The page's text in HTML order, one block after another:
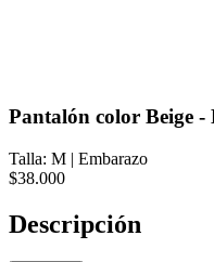
Pantalón color Beige
Talla: M | Embarazo
$38.000
Descripción